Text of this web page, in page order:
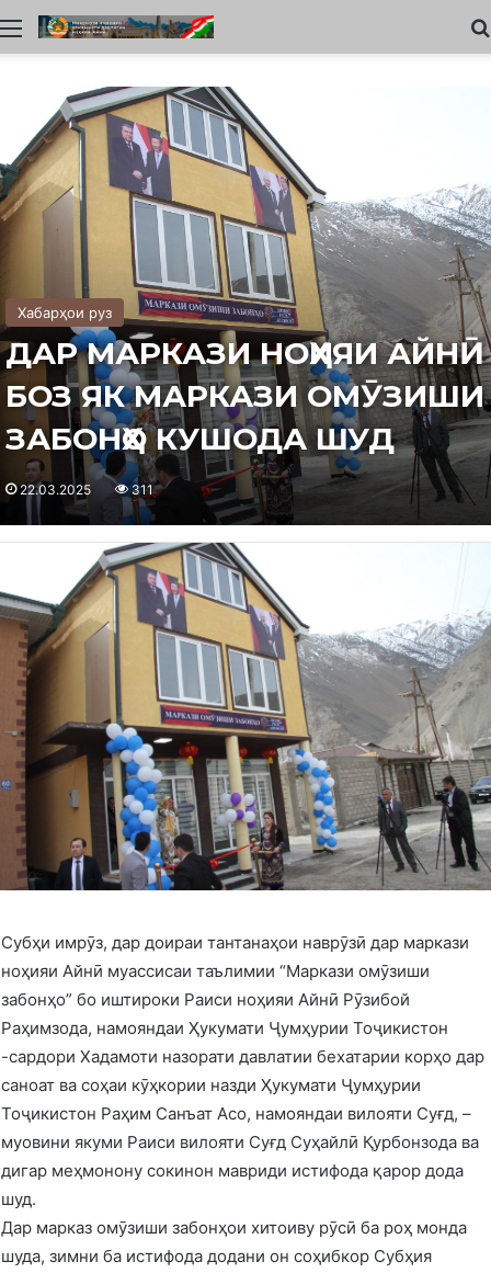
Меню
Хабарҳои руз
ДАР МАРКАЗИ НОҲИЯИ АЙНӢ
БОЗ ЯК МАРКАЗИ ОМӮЗИШИ
ЗАБОНҲО КУШОДА ШУД
22.03.2025 311
Субҳи имрӯз, дар доираи тантанаҳои наврӯзӣ дар маркази
ноҳияи Айнӣ муассисаи таълимии “Маркази омӯзиши
забонҳо” бо иштироки Раиси ноҳияи Айнӣ Рӯзибой
Раҳимзода, намояндаи Ҳукумати Ҷумҳурии Тоҷикистон
-сардори Хадамоти назорати давлатии бехатарии корҳо дар
саноат ва соҳаи кӯҳкории назди Ҳукумати Ҷумҳурии
Тоҷикистон Раҳим Санъат Асо, намояндаи вилояти Суғд, –
муовини якуми Раиси вилояти Суғд Суҳайлӣ Қурбонзода ва
дигар меҳмонону сокинон мавриди истифода қарор дода
шуд.
Дар марказ омӯзиши забонҳои хитоиву рӯсӣ ба роҳ монда
шуда, зимни ба истифода додани он соҳибкор Субҳия